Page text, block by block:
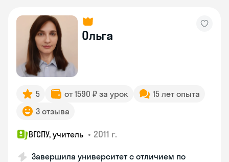
Ольга
5 от 1590 ₽ за урок
15 лет опыта
3 отзыва
ВГСПУ, учитель • 2011 г.
Завершила университет с отличием по